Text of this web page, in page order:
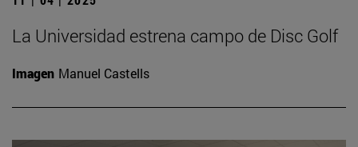
La Universidad estrena campo de Disc Golf
Imagen Manuel Castells